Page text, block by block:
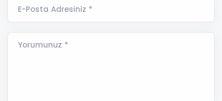
E-Posta Adresiniz *
Yorumunuz *